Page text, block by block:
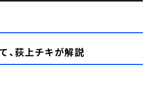
、荻上チキが解説